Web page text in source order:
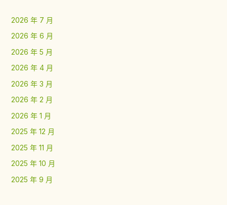
2026 年 7 月
2026 年 6 月
2026 年 5 月
2026 年 4 月
2026 年 3 月
2026 年 2 月
2026 年 1 月
2025 年 12 月
2025 年 11 月
2025 年 10 月
2025 年 9 月